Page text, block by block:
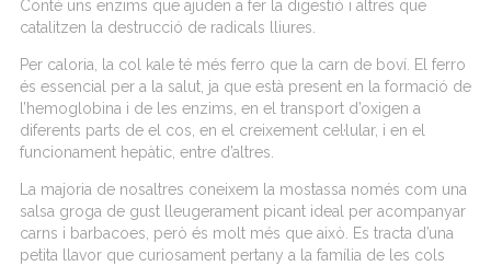
Conté uns enzims que ajuden a fer la digestió i altres que
catalitzen la destrucció de radicals lliures.
Per caloria, la col kale té més ferro que la carn de boví. El ferro
és essencial per a la salut, ja que està present en la formació de
l’hemoglobina i de les enzims, en el transport d’oxigen a
diferents parts de el cos, en el creixement cel·lular, i en el
funcionament hepàtic, entre d’altres.
La majoria de nosaltres coneixem la mostassa només com una
salsa groga de gust lleugerament picant ideal per acompanyar
carns i barbacoes, però és molt més que això. Es tracta d’una
petita llavor que curiosament pertany a la família de les cols